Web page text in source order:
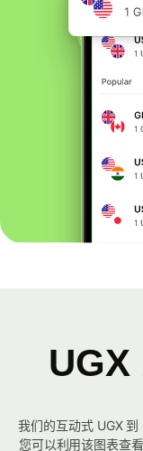
UGX
我们的互动式 UGX
您可以利用该图表查